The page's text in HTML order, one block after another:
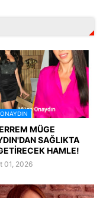
MÜGE
SAĞLIKTA
HAMLE!
01, 2026